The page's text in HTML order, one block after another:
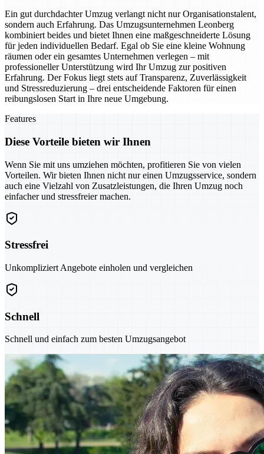
Ein gut durchdachter Umzug verlangt nicht nur Organisationstalent,
sondern auch Erfahrung. Das Umzugsunternehmen Leonberg
kombiniert beides und bietet Ihnen eine maßgeschneiderte Lösung
für jeden individuellen Bedarf. Egal ob Sie eine kleine Wohnung
räumen oder ein gesamtes Unternehmen verlegen – mit
professioneller Unterstützung wird Ihr Umzug zur positiven
Erfahrung. Der Fokus liegt stets auf Transparenz, Zuverlässigkeit
und Stressreduzierung – drei entscheidende Faktoren für einen
reibungslosen Start in Ihre neue Umgebung.
Features
Diese Vorteile bieten wir Ihnen
Wenn Sie mit uns umziehen möchten, profitieren Sie von vielen
Vorteilen. Wir bieten Ihnen nicht nur einen Umzugsservice, sondern
auch eine Vielzahl von Zusatzleistungen, die Ihren Umzug noch
einfacher und stressfreier machen.
Stressfrei
Unkompliziert Angebote einholen und vergleichen
Schnell
Schnell und einfach zum besten Umzugsangebot